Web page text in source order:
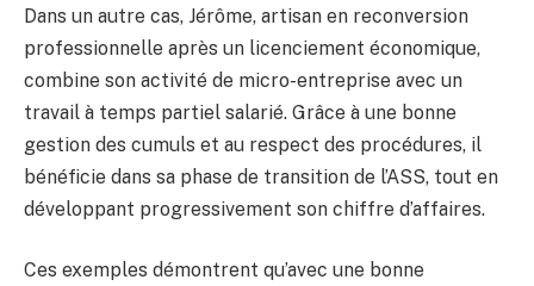
Dans un autre cas, Jérôme, artisan en reconversion
professionnelle après un licenciement économique,
combine son activité de micro-entreprise avec un
travail à temps partiel salarié. Grâce à une bonne
gestion des cumuls et au respect des procédures, il
bénéficie dans sa phase de transition de l’ASS, tout en
développant progressivement son chiffre d’affaires.
Ces exemples démontrent qu’avec une bonne